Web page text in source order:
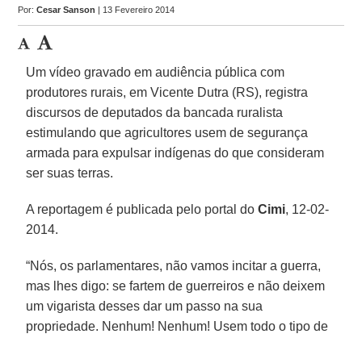
Por:Cesar Sanson | 13 Fevereiro 2014
Um vídeo gravado em audiência pública com
produtores rurais, em Vicente Dutra (RS), registra
discursos de deputados da bancada ruralista
estimulando que agricultores usem de segurança
armada para expulsar indígenas do que consideram
ser suas terras.
A reportagem é publicada pelo portal doCimi, 12-02-
2014.
“Nós, os parlamentares, não vamos incitar a guerra,
mas lhes digo: se fartem de guerreiros e não deixem
um vigarista desses dar um passo na sua
propriedade. Nenhum! Nenhum! Usem todo o tipo de